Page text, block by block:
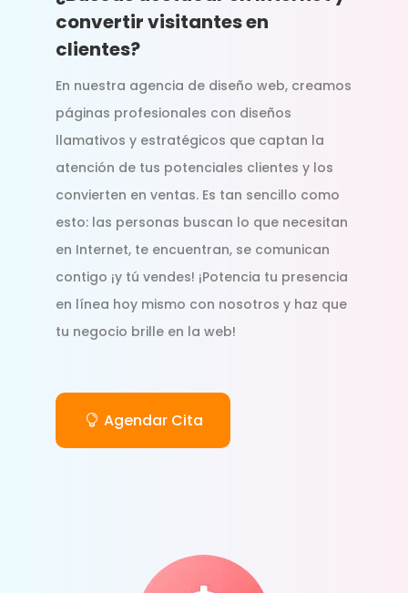
convertir visitantes en
clientes?
En nuestra agencia de diseño web, creamos
páginas profesionales con diseños
llamativos y estratégicos que captan la
atención de tus potenciales clientes y los
convierten en ventas. Es tan sencillo como
esto: las personas buscan lo que necesitan
en Internet, te encuentran, se comunican
contigo ¡y tú vendes! ¡Potencia tu presencia
en línea hoy mismo con nosotros y haz que
tu negocio brille en la web!
Agendar Cita